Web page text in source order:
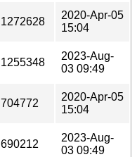
1272628
2020-Apr-05
15:04
1255348
2023-Aug-
03 09:49
704772
2020-Apr-05
15:04
690212
2023-Aug-
03 09:49